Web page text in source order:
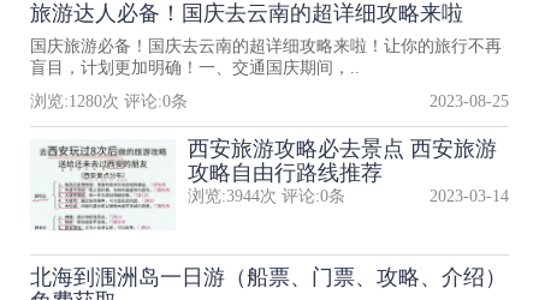
旅游达人必备！国庆去云南的超详细攻略来啦
国庆旅游必备！国庆去云南的超详细攻略来啦！让你的旅行不再
盲目，计划更加明确！一、交通国庆期间，..
浏览:1280次 评论:0条 2023-08-25
西安旅游攻略必去景点 西安旅游
攻略自由行路线推荐
浏览:3944次 评论:0条 2023-03-14
北海到涠洲岛一日游（船票、门票、攻略、介绍）